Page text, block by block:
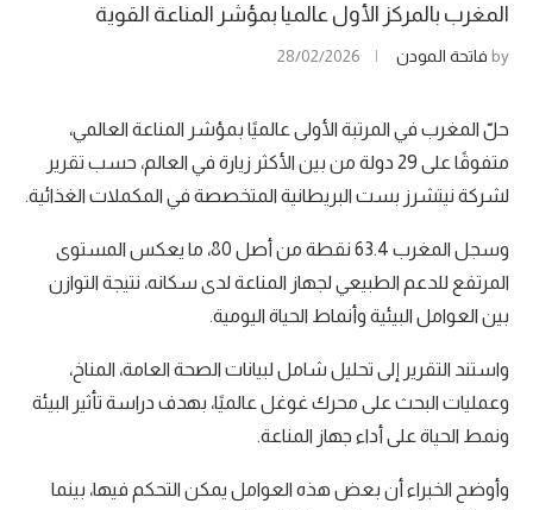
المغرب بالمركز الأول عالميا بمؤشر المناعة القوية
by فاتحة المودن 28/02/2026
حلّ المغرب في المرتبة الأولى عالميًا بمؤشر المناعة العالمي،
متفوقًا على 29 دولة من بين الأكثر زيارة في العالم، حسب تقرير
لشركة نيتشرز بست البريطانية المتخصصة في المكملات الغذائية.
وسجل المغرب 63.4 نقطة من أصل 80، ما يعكس المستوى
المرتفع للدعم الطبيعي لجهاز المناعة لدى سكانه، نتيجة التوازن
بين العوامل البيئية وأنماط الحياة اليومية.
واستند التقرير إلى تحليل شامل لبيانات الصحة العامة، المناخ،
وعمليات البحث على محرك غوغل عالميًا، بهدف دراسة تأثير البيئة
ونمط الحياة على أداء جهاز المناعة.
وأوضح الخبراء أن بعض هذه العوامل يمكن التحكم فيها، بينما